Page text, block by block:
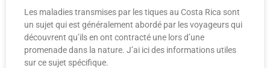
Les maladies transmises par les tiques au Costa Rica sont
un sujet qui est généralement abordé par les voyageurs qui
découvrent qu’ils en ont contracté une lors d’une
promenade dans la nature. J’ai ici des informations utiles
sur ce sujet spécifique.